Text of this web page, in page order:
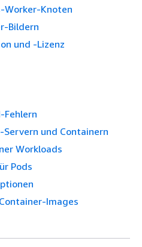
Worker-Knoten
Bildern
und -Lizenz
Fehlern
und Containern
Workloads
Pods
Images